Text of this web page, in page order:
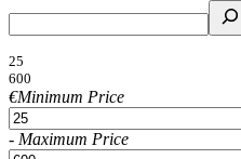
25
600
€Minimum Price
- Maximum Price